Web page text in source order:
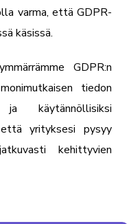
varma, että GDPR-
käsissä.
GDPR:n
tiedon
ja käytännöllisiksi
yrityksesi pysyy
kehittyvien